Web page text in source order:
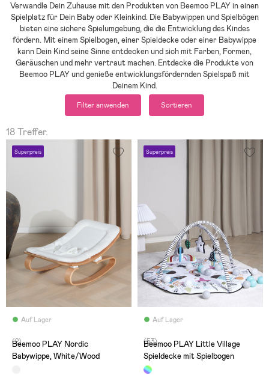
Verwandle Dein Zuhause mit den Produkten von Beemoo PLAY in einen
Spielplatz für Dein Baby oder Kleinkind. Die Babywippen und Spielbögen
bieten eine sichere Spielumgebung, die die Entwicklung des Kindes
fördern. Mit einem Spielbogen, einer Spieldecke oder einer Babywippe
kann Dein Kind seine Sinne entdecken und sich mit Farben, Formen,
Geräuschen und mehr vertraut machen. Entdecke die Produkte von
Beemoo PLAY und genieße entwicklungsfördernden Spielspaß mit
Deinem Kind.
Filter anwenden Sortieren
18 Treffer.
Superpreis
Auf Lager
(2)
Beemoo PLAY Nordic
Babywippe, White/Wood
Superpreis
Auf Lager
(53)
Beemoo PLAY Little Village
Spieldecke mit Spielbogen